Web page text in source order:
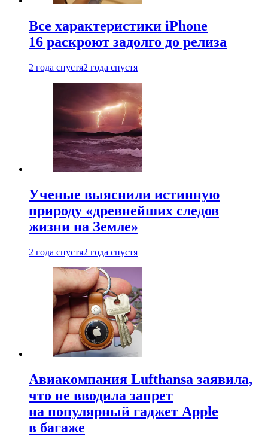
Все характеристики iPhone
16 раскроют задолго до релиза
2 года спустя2 года спустя
Ученые выяснили истинную
природу «древнейших следов
жизни на Земле»
2 года спустя2 года спустя
Авиакомпания Lufthansa заявила,
что не вводила запрет
на популярный гаджет Apple
в багаже